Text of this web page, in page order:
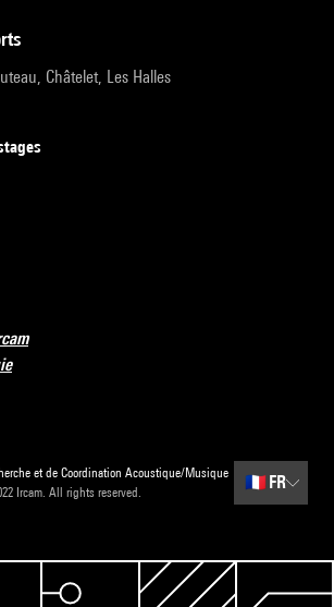
Châtelet, Les Halles
et de Coordination Acoustique/Musique
Ircam. All rights reserved.
🇫🇷 FR